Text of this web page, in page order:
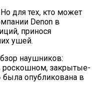
для тех, кто может
Denon в
принося
ушей.
наушников:
роскошном, закрытые-
опубликована в